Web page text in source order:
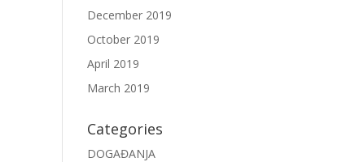
December 2019
October 2019
April 2019
March 2019
Categories
DOGAĐANJA